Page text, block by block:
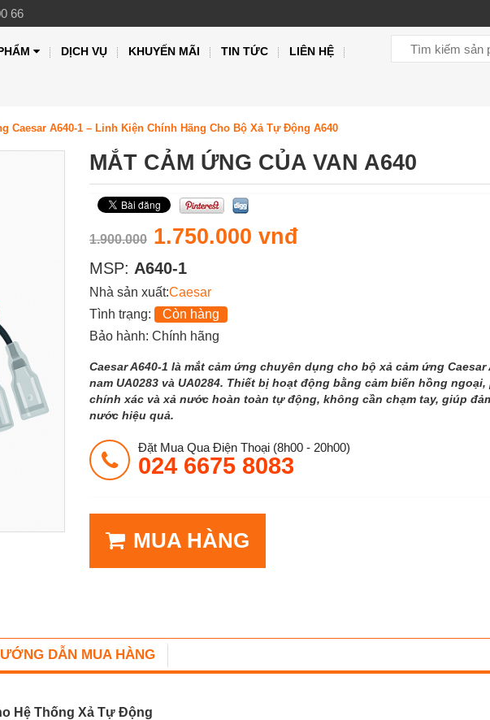
66
DỊCH VỤ KHUYẾN MÃI TIN TỨC LIÊN HỆ
Caesar A640-1 – Linh Kiện Chính Hãng Cho Bộ Xả Tự Động A640
MẮT CẢM ỨNG CỦA VAN A640
1.900.000 1.750.000 vnđ
MSP: A640-1
Nhà sản xuất:Caesar
Tình trạng:
Còn hàng
Bảo hành: Chính hãng
Caesar A640-1 là mắt cảm ứng chuyên dụng cho bộ xả cảm ứng
nam UA0283 và UA0284. Thiết bị hoạt động bằng cảm biến hồng
chính xác và xả nước hoàn toàn tự động, không cần chạm tay, giúp
nước hiệu quả.
Đặt Mua Qua Điện Thoại (8h00 - 20h00)
024 6675 8083
MUA HÀNG
DẪN MUA HÀNG
Hệ Thống Xả Tự Động